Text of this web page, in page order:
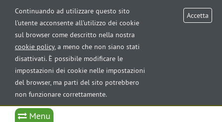
Menu
Continuando ad utilizzare questo sito
l'utente acconsente all'utilizzo dei cookie
sul browser come descritto nella nostra
cookie policy, a meno che non siano stati
disattivati. È possibile modificare le
impostazioni dei cookie nelle impostazioni
del browser, ma parti del sito potrebbero
non funzionare correttamente.
Accetta